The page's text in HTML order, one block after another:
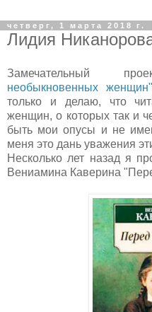
четверг, 1 марта 2018 г.
Лидия
Замечательный
необыкновенных женщин"
только и делаю, что
женщин, о которых так и
быть мои опусы и не
меня это дань уважения
Несколько лет назад я
Вениамина Каверина